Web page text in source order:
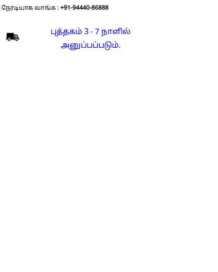
நேரடியாக வாங்க : +91-94440-86888
புத்தகம் 3 - 7 நாளில்
அனுப்பப்படும்.